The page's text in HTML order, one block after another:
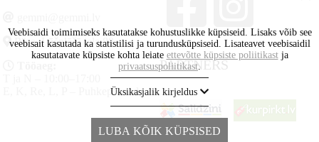
Rīga, Lāčplēšā iela 88
E, K, Re, L, P – Puhkepäevad
PARTNERS
Veebisaidi toimimiseks kasutatakse kohustuslikke küpsiseid. Lisaks võib see
veebisait kasutada ka statistilisi ja turundusküpsiseid. Lisateavet veebisaidil
kasutatavate küpsiste kohta leiate ettevõtte küpsiste poliitikastja
privaatsuspoliitikast.
Üksikasjalik kirjeldus
LUBA KÕIK KÜPSISED